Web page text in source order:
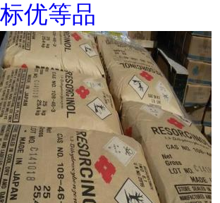
标优等品